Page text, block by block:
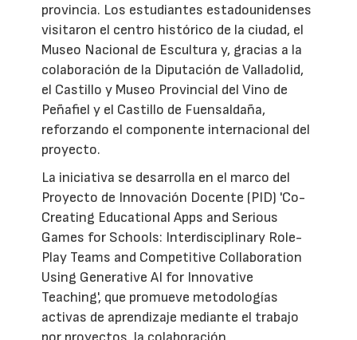
provincia. Los estudiantes estadounidenses
visitaron el centro histórico de la ciudad, el
Museo Nacional de Escultura y, gracias a la
colaboración de la Diputación de Valladolid,
el Castillo y Museo Provincial del Vino de
Peñafiel y el Castillo de Fuensaldaña,
reforzando el componente internacional del
proyecto.
La iniciativa se desarrolla en el marco del
Proyecto de Innovación Docente (PID) 'Co-
Creating Educational Apps and Serious
Games for Schools: Interdisciplinary Role-
Play Teams and Competitive Collaboration
Using Generative AI for Innovative
Teaching', que promueve metodologías
activas de aprendizaje mediante el trabajo